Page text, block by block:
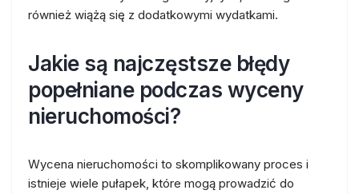
również wiążą się z dodatkowymi wydatkami.
Jakie są najczęstsze błędy
popełniane podczas wyceny
nieruchomości?
Wycena nieruchomości to skomplikowany proces i
istnieje wiele pułapek, które mogą prowadzić do